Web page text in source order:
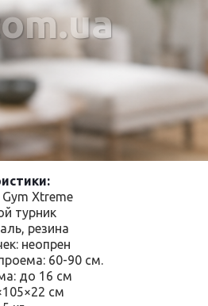
Xtreme
турник
резина
неопрен
60-90 см.
до 16 см
см